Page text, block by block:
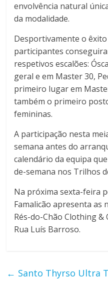
a
F
a
m
a
c
ã
o
envolvência natural
da modalidade.
Desportivamente o
participantes
respetivos escalões:
geral e em Master 30,
primeiro lugar em
também o primeiro
femininas.
A participação nesta
semana antes do
calendário da equipa
de-semana nos Trilhos
Na próxima sexta-feira
Famalicão apresenta as
Rés-do-Chão Clothing &
Rua Luís Barroso.
← Santo Thyrso Ultra